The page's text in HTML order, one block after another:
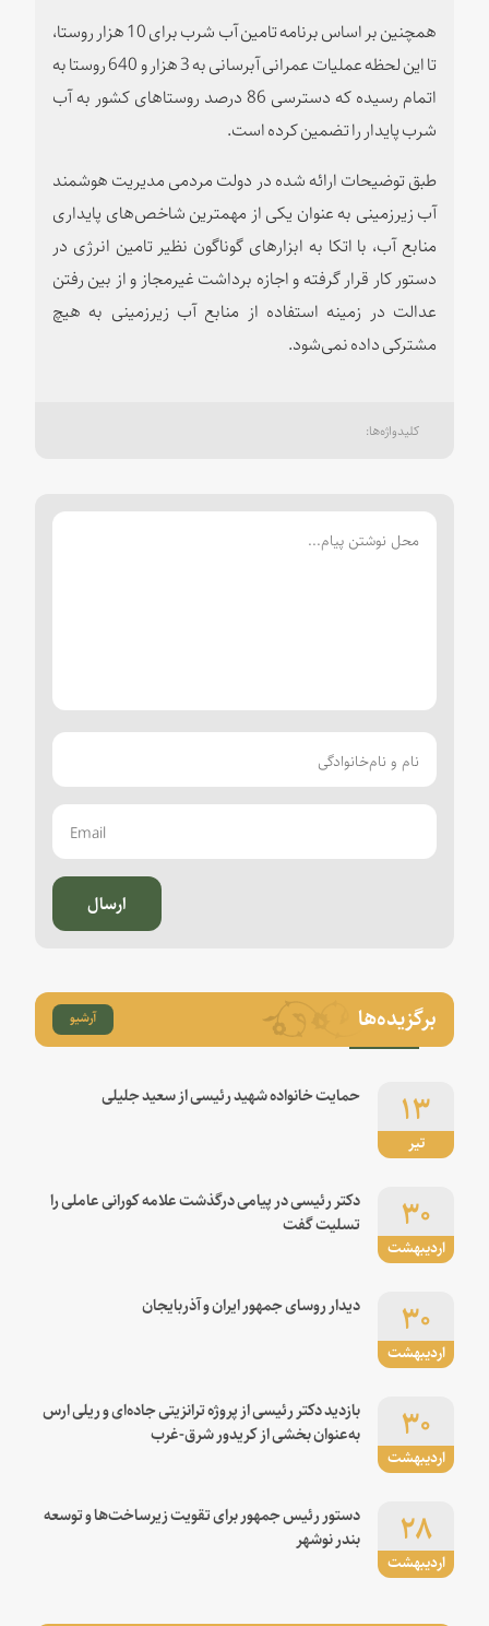
همچنین بر اساس برنامه تامین آب شرب برای 10 هزار روستا،
تا این لحظه عملیات عمرانی آبرسانی به 3 هزار و 640 روستا به
اتمام رسیده که دسترسی 86 درصد روستاهای کشور به آب
شرب پایدار را تضمین کرده است.
طبق توضیحات ارائه شده در دولت مردمی مدیریت هوشمند
آب زیرزمینی به عنوان یکی از مهمترین شاخص‌های پایداری
منابع آب، با اتکا به ابزارهای گوناگون نظیر تامین انرژی در
دستور کار قرار گرفته و اجازه برداشت غیرمجاز و از بین رفتن
عدالت در زمینه استفاده از منابع آب زیرزمینی به هیچ
مشترکی داده نمی‌شود.
ارسال
برگزیده‌ها آرشیو
تیر
۱۳ حمایت خانواده شهید رئیسی از سعید جلیلی
اردیبهشت
۳۰
دکتر رئیسی در پیامی درگذشت علامه کورانی عاملی را
تسلیت گفت
اردیبهشت
۳۰ دیدار روسای جمهور ایران و آذربایجان
اردیبهشت
۳۰
بازدید دکتر رئیسی از پروژه ترانزیتی جاده‌ای و ریلی ارس
به‌عنوان بخشی از کریدور شرق-غرب
اردیبهشت
۲۸
دستور رئیس جمهور برای تقویت زیرساخت‌ها و توسعه
بندر نوشهر